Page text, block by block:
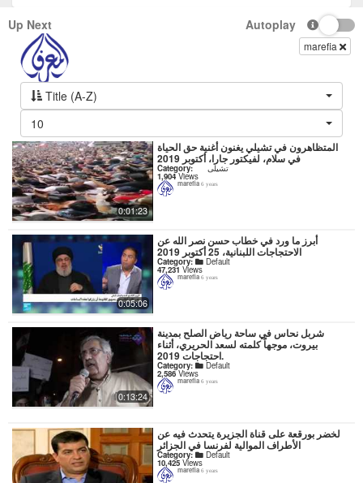
Up Next Autoplay
marefia
Title (A-Z)
10
0:01:23
المتظاهرون في تشيلي يغنون أغنية حق الحياة
في سلام، لفيكتور جارا، أكتوبر 2019
Category: تشيلى
1,904Views
marefia 6 years
0:05:06
أبرز ما ورد في خطاب حسن نصر الله عن
الاحتجاجات اللبنانية، 25 أكتوبر 2019
Category: Default
47,231 Views
marefia 6 years
0:13:24
شربل نحاس في ساحة رياض الصلح بمدينة
بيروت، موجهاً كلمته لسعد الحريري، أثناء
احتجاجات 2019.
Category: Default
2,586Views
marefia 6 years
لخضر بورقعة على قناة الجزيرة يتحدث فيه عن
الأطراف الموالية لفرنسا في الجزائر
Category: Default
10,425 Views
marefia 6 years